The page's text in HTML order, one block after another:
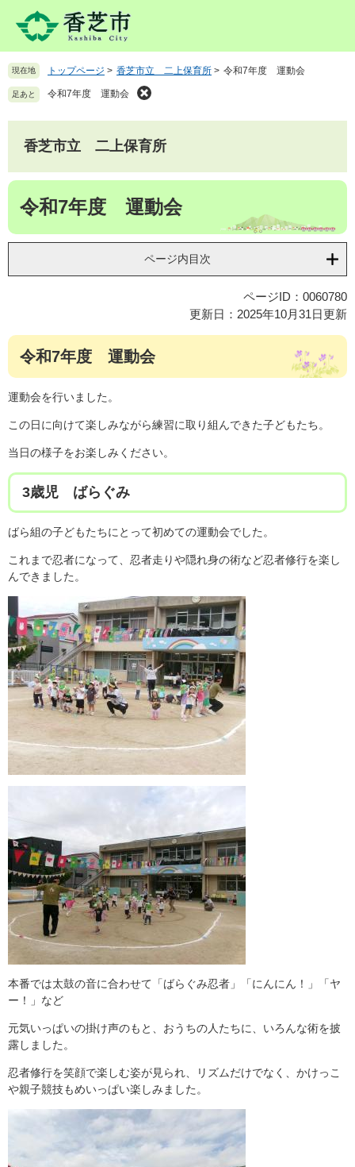
先
頭
す
を
飛
し
文
現在地 トップページ > 香芝市立 二上保育所 > 令和7年度 運動会
足あと 令和7年度 運動会
香芝市立 二上保育所
本
令和7年度 運動会
ページ内目次
ページID：0060780
更新日：2025年10月31日更新
令和7年度 運動会
運動会を行いました。
この日に向けて楽しみながら練習に取り組んできた子どもたち。
当日の様子をお楽しみください。
3歳児 ばらぐみ
ばら組の子どもたちにとって初めての運動会でした。
これまで忍者になって、忍者走りや隠れ身の術など忍者修行を楽し
んできました。
本番では太鼓の音に合わせて「ばらぐみ忍者」「にんにん！」「ヤ
ー！」など
元気いっぱいの掛け声のもと、おうちの人たちに、いろんな術を披
露しました。
忍者修行を笑顔で楽しむ姿が見られ、リズムだけでなく、かけっこ
や親子競技もめいっぱい楽しみました。